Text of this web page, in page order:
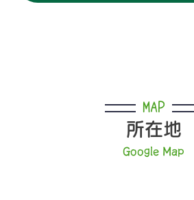
MAP
所在地
Google Map